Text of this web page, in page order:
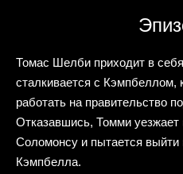
Томас Шелби приходит в
сталкивается с Кэмпбеллом,
работать на правительство
Отказавшись, Томми
Соломонсу и пытается
Кэмпбелла.